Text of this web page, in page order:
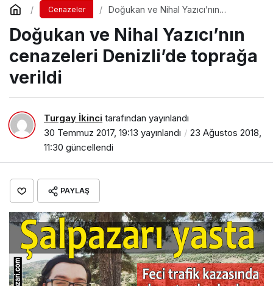
Cenazeler
Doğukan ve Nihal Yazıcı’nın
Doğukan ve Nihal Yazıcı’nın
cenazeleri Denizli’de toprağa
verildi
Turgay İkinci tarafından yayınlandı
30 Temmuz 2017, 19:13 yayınlandı
23 Ağustos 2018,
11:30 güncellendi
PAYLAŞ